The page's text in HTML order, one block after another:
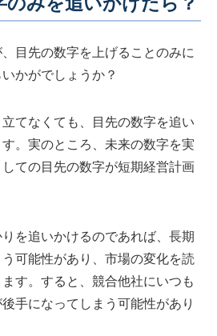
目先の数字を上げることのみに
かがでしょうか？
てなくても、目先の数字を追い
。実のところ、未来の数字を実
ての目先の数字が短期経営計画
を追いかけるのであれば、長期
可能性があり、市場の変化を読
す。すると、競合他社にいつも
手になってしまう可能性があり